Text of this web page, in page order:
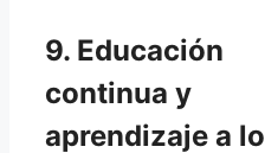
9. Educación
continua y
aprendizaje a lo